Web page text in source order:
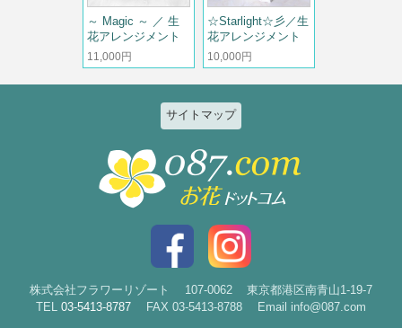
～ Magic ～ ／ 生
花アレンジメント
11,000円
☆Starlight☆彡／生
花アレンジメント
10,000円
サイトマップ
特集
2026ひまわりと夏の花特集
お祝い花特集～開店・移転・就
花束
アレンジ
結婚記念日
入社・退職
結婚
出産
新築・引越
株式会社フラワーリゾート 107-0062
東京都港区南青山1-19-7
TEL03-5413-8787 FAX 03-5413-8788 Email info@087.com